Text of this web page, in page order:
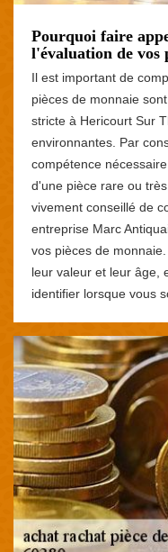
Pourquoi faire
l'évaluation de vos
Il est important de
pièces de monnaie
stricte à Hericourt Sur
environnantes. Par
compétence
d'une pièce rare ou
vivement conseillé de
entreprise Marc
vos pièces de
leur valeur et leur âge,
identifier lorsque vous